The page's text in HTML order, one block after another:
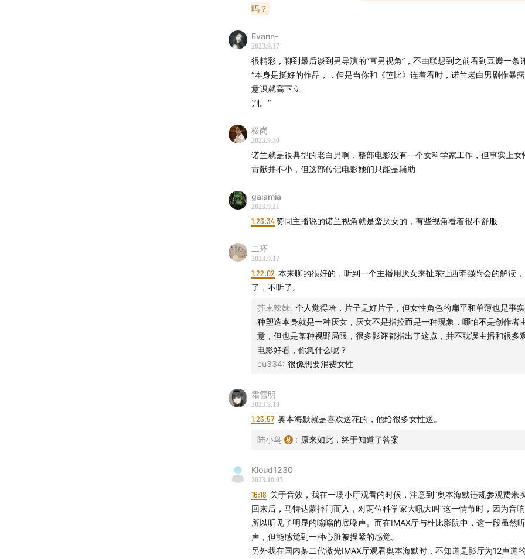
完成了5刷。
陆小鸟在上海的MovieMovie和寰映大融城刷了两遍二代激光IMAX的《
默》，也在某杜比影院刷了一遍，并在枪版里补过删减片段，还听了/看
奥本的无数播客/视频。
虽然嘴上不承认自己是诺粉，但毕竟看了这么多遍，不录播客就浪费了。
当然，除了《奥本海默》之外，我们也重新梳理了一下诺兰。
第一次做“影评”节目，感谢鼓励/建议/赞赏。
汪金卫：电影节影迷
（说明：节目里的“简”“琼”都是Jean）
这是一期什么节目
请听题！
03:35 初遇诺兰的记忆，和土耳其的四刷《奥本海默》
诺兰关键词之“时间”
12:55 诺兰关键词之“声音”
看多了艺术片，会不会对诺兰祛魅？
诺兰关键词之“实拍”
观看《奥本海默》的影厅选择
吗？
Evann-
2023.9.17
很精彩，聊到最后谈到男导演的“直男视角”，不由联想到之前看到豆瓣一条
“本身是挺好的作品，，但是当你和《芭比》连着看时，诺兰老白男剧作暴
意识就高下立
判。”
松岗
2023.9.30
诺兰就是很典型的老白男啊，整部电影没有一个女科学家工作，但事实上女
贡献并不小，但这部传记电影她们只能是辅助
gaiamia
2023.9.21
1:23:34赞同主播说的诺兰视角就是蛮厌女的，有些视角看着很不舒服
二环
2023.9.17
1:22:02 本来聊的很好的，听到一个主播用厌女来扯东扯西牵强附会的解读
了，不听了。
芥末辣妹: 个人觉得哈，片子是好片子，但女性角色的扁平和单薄也是事
种塑造本身就是一种厌女，厌女不是指控而是一种现象，哪怕不是创作者
意，但也是某种视野局限，很多影评都指出了这点，并不耽误主播和很多
电影好看，你急什么呢？
cu334: 很像想要消费女性
霜雪明
2023.9.19
1:23:57 奥本海默就是喜欢送花的，他给很多女性送。
陆小鸟 : 原来如此，终于知道了答案
Kloud1230
2023.10.05
16:18 关于音效，我在一场小厅观看的时候，注意到“奥本海默违规参观费米
回来后，马特达蒙摔门而入，对两位科学家大吼大叫”这一情节时，因为音响
所以听见了明显的嗡嗡的底噪声。而在IMAX厅与杜比影院中，这一段虽然
声，但能感觉到一种心脏被捏紧的感觉。
另外我在国内某二代激光IMAX厅观看奥本海默时，不知道是影厅为12声道